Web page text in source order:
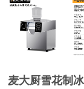
麦大厨雪花制